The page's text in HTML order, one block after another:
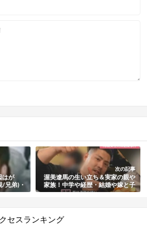
はが
/兄弟)・
次の記事
渥美遼馬の生い立ち＆実家の親や
家族！中学や経歴・結婚や嫁と子
供・野本結梨香さん事件の動機・
セスランキング